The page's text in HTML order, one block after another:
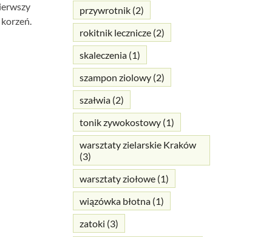
przywrotnik(2)
rokitnik lecznicze(2)
skaleczenia(1)
szampon ziolowy(2)
szałwia(2)
tonik zywokostowy(1)
warsztaty zielarskie Kraków
(3)
warsztaty ziołowe(1)
wiązówka błotna(1)
zatoki (3)